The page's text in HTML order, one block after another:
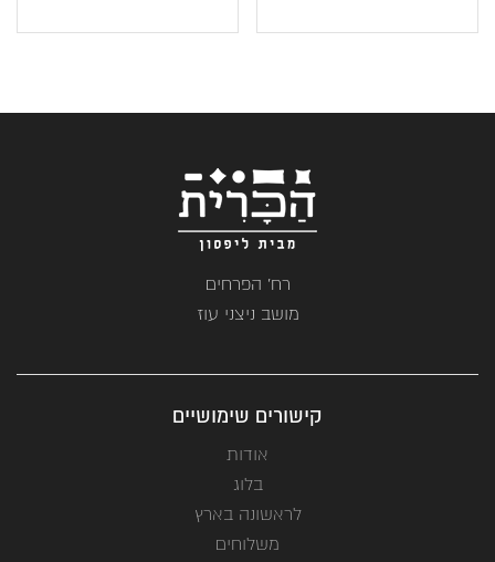
רח' הפרחים
מושב ניצני עוז
קישורים שימושיים
אודות
בלוג
לראשונה בארץ
משלוחים